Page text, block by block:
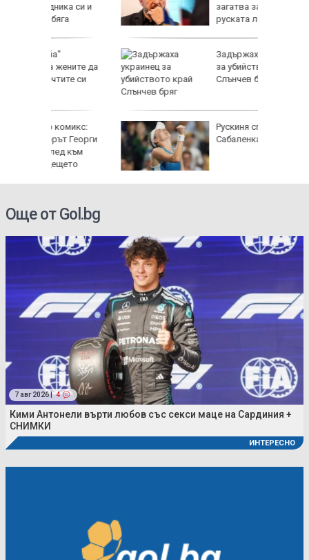
загатва за нов удар по
руската логистика
Задържаха украинец
за убийството край
Слънчев бряг
Рускиня спря
Сабаленка в Торонто
Още от Gol.bg
7 авг 2026 | 4
Кими Антонели върти любов със секси маце на Сардиния +
СНИМКИ
ИНТЕРЕСНО